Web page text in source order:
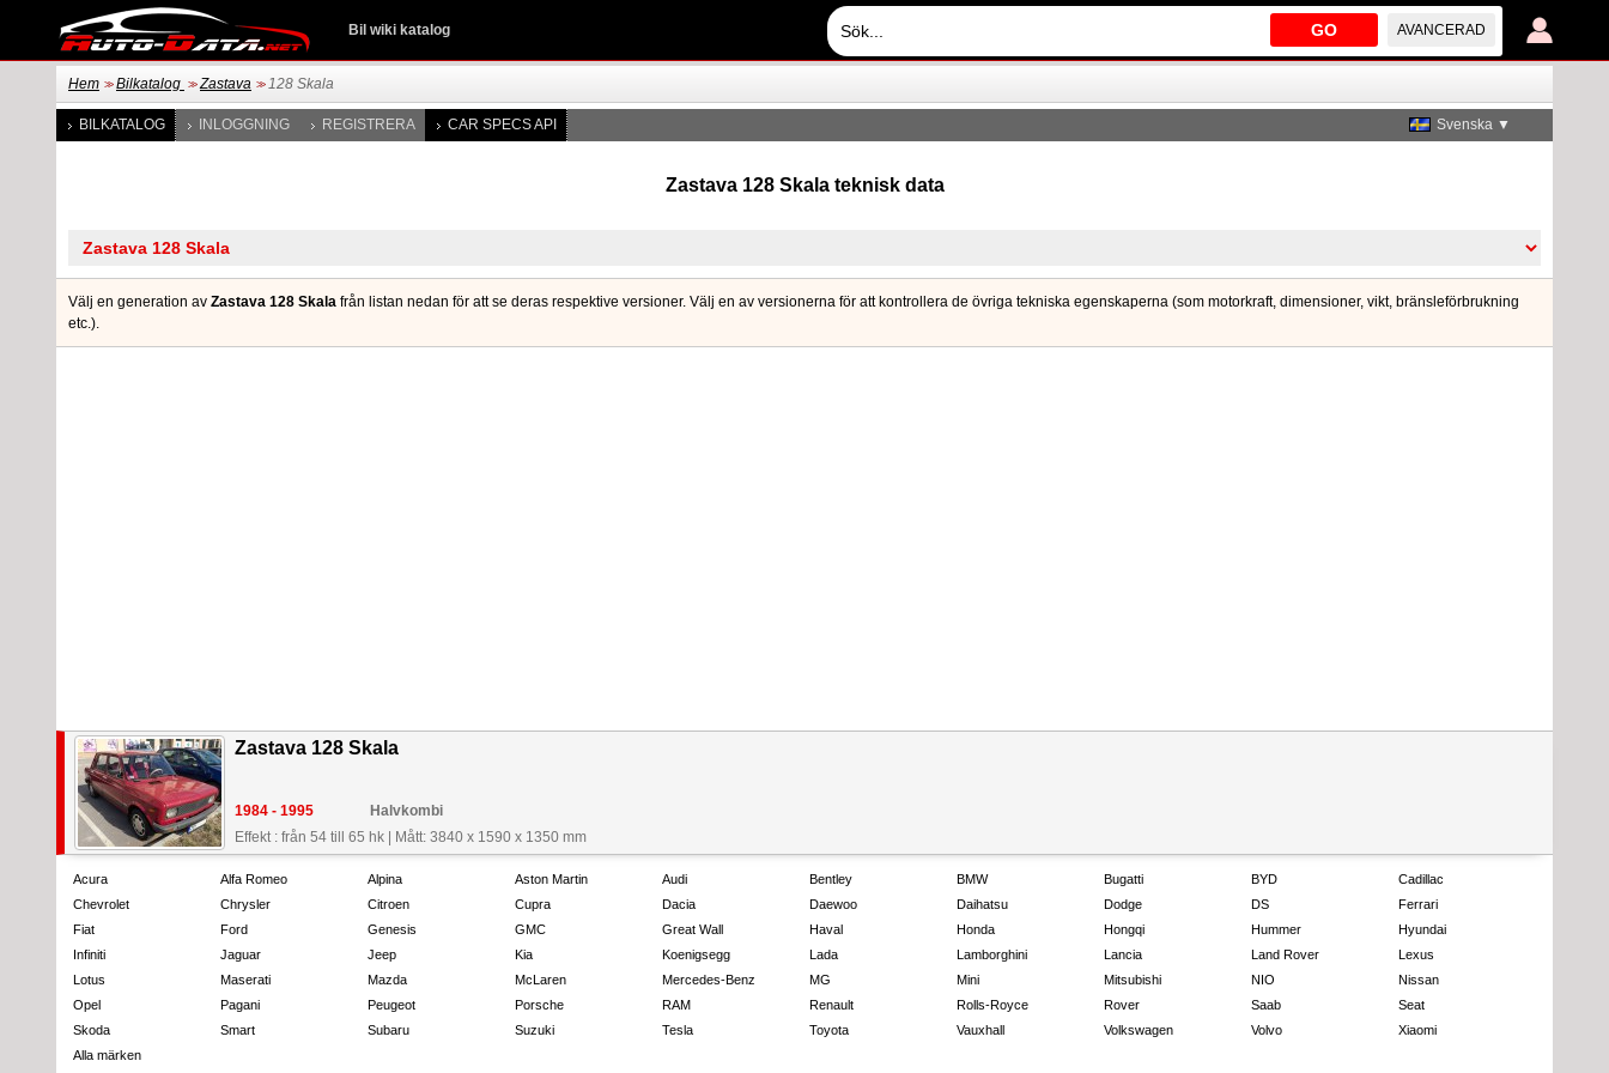
GO AVANCERAD
Bil wiki katalog
Hem >> Bilkatalog >> Zastava >> 128 Skala
BILKATALOG INLOGGNING REGISTRERA CAR SPECS API Svenska ▼
Zastava 128 Skala teknisk data
Välj en generation av Zastava 128 Skala från listan nedan för att se deras respektive versioner. Välj en av versionerna för att kontrollera de övriga tekniska egenskaperna (som motorkraft, dimensioner, vikt, bränsleförbrukning
etc.).
Zastava 128 Skala
1984 - 1995
Halvkombi
Effekt : från 54 till 65 hk
Mått: 3840 x 1590 x 1350 mm
Acura Alfa Romeo Alpina Aston Martin Audi Bentley BMW Bugatti BYD
Cadillac
Chevrolet
Chrysler Citroen Cupra Dacia Daewoo Daihatsu Dodge DS
Ferrari
Fiat
Ford Genesis GMC Great Wall Haval Honda Hongqi Hummer
Hyundai
Infiniti
Jaguar Jeep Kia Koenigsegg Lada Lamborghini Lancia Land Rover
Lexus
Lotus
Maserati Mazda McLaren Mercedes-Benz MG Mini Mitsubishi NIO
Nissan
Opel
Pagani Peugeot Porsche RAM Renault Rolls-Royce Rover Saab
Seat
Skoda
Smart Subaru Suzuki Tesla Toyota Vauxhall Volkswagen Volvo
Xiaomi
Alla märken